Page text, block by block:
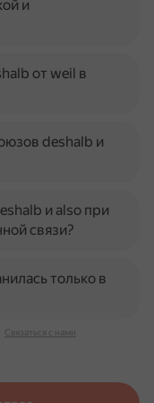
и
от weil в
deshalb и
и also при
связи?
только в
Связаться с нами